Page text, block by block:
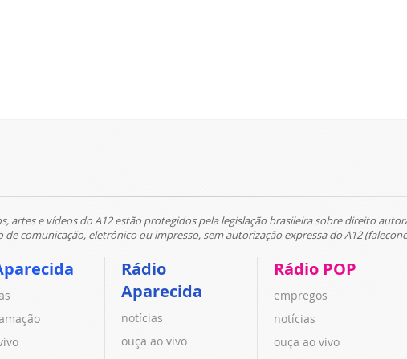
artes e vídeos do A12 estão protegidos pela legislação brasileira sobre direito
comunicação, eletrônico ou impresso, sem autorização expressa do A12
Rádio
Aparecida
notícias
ouça ao vivo
Rádio POP
empregos
notícias
ouça ao vivo